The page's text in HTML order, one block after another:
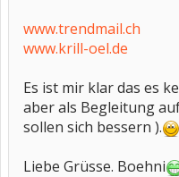
www.trendmail.ch
www.krill-oel.de
Es ist mir klar das es
aber als Begleitung
sollen sich bessern ).
Liebe Grüsse. Boehni